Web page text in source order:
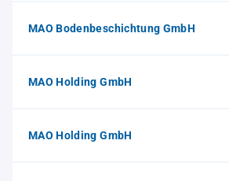
MAO Bodenbeschichtung GmbH
MAO Holding GmbH
MAO Holding GmbH